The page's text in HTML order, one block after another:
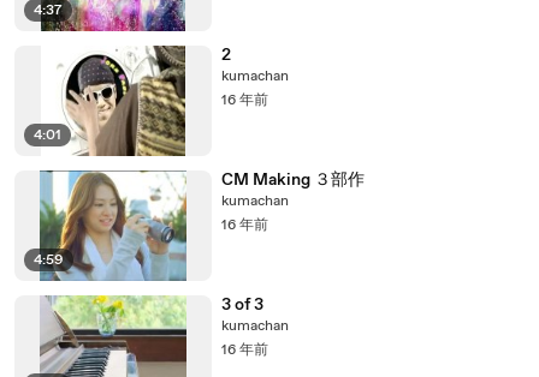
4:37
4:01
2
kumachan
16 年前
4:59
CM Making ３部作
kumachan
16 年前
3 of 3
kumachan
16 年前